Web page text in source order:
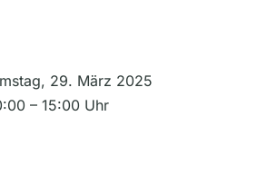
29. März 2025
– 15:00 Uhr